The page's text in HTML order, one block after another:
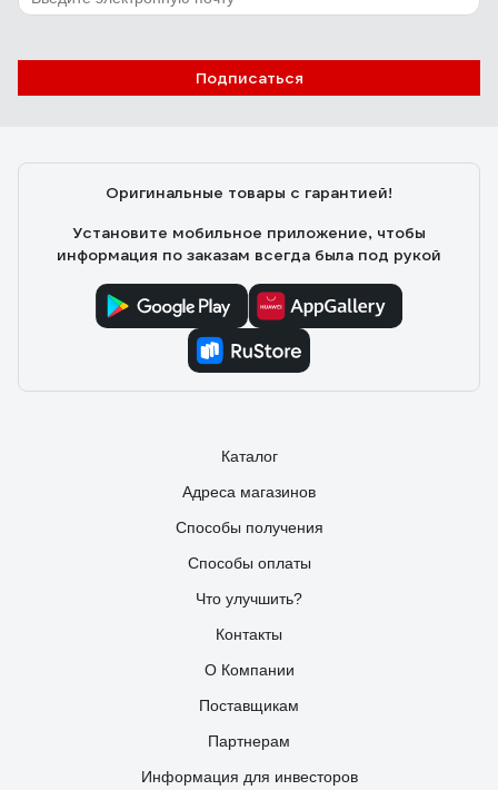
Подписаться
Оригинальные товары с гарантией!
Установите мобильное приложение, чтобы
информация по заказам всегда была под рукой
Каталог
Адреса магазинов
Способы получения
Способы оплаты
Что улучшить?
Контакты
О Компании
Поставщикам
Партнерам
Информация для инвесторов